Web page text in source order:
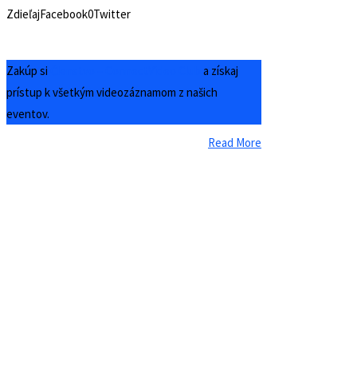
ZdieľajFacebook0Twitter
Zakúp si
a získaj
prístup k všetkým videozáznamom z našich
eventov.
Read More